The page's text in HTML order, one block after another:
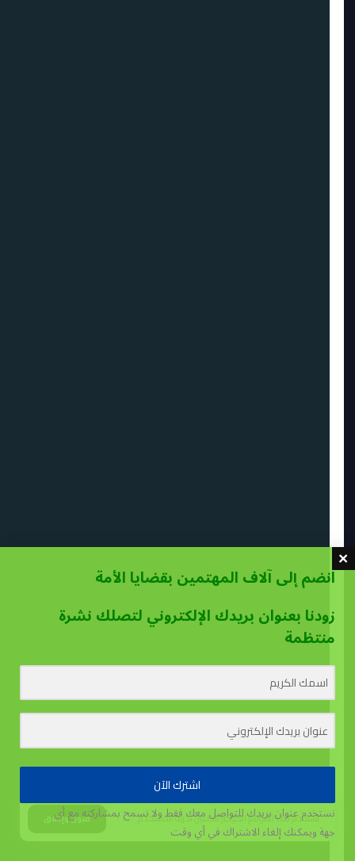
يستخدم هذا الموقع الكوكيز لتحسين تجربة المستخدم. قبول وإغلاق
انضم إلى آلاف المهتمين بقضايا الأمة
زودنا بعنوان بريدك الإلكتروني لتصلك نشرة
منتظمة
اشترك الآن
نستخدم عنوان بريدك للتواصل معك فقط ولا نسمح بمشاركته مع أي
جهةويمكنك إلغاء الاشتراك في أي وقت